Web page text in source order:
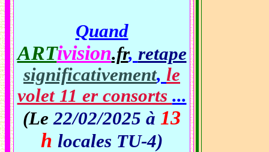
Quand
ARTivision.fr, retape
significativement, le
volet 11 er consorts ...
(Le22/02/2025 à 13
h locales TU-4)